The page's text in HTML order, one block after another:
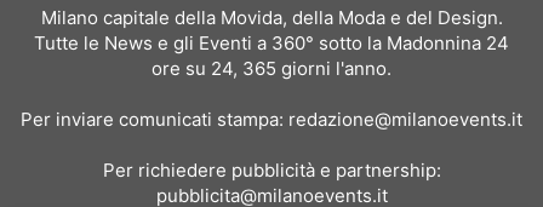
Milano capitale della Movida, della Moda e del Design.
Tutte le News e gli Eventi a 360° sotto la Madonnina 24
ore su 24, 365 giorni l'anno.
Per inviare comunicati stampa: redazione@milanoevents.it
Per richiedere pubblicità e partnership:
pubblicita@milanoevents.it